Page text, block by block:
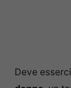
Deve